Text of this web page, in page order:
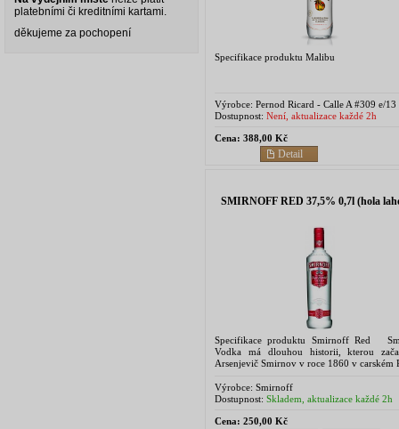
platebními či kreditními kartami.
děkujeme za pochopení
Specifikace produktu Malibu
Výrobce: Pernod Ricard - Calle A #309 e/
Vedado Havana, Kuba
Dostupnost: Není, aktualizace každé 2h
Cena: 388,00 Kč
Detail
SMIRNOFF RED 37,5% 0,7l (hola
Specifikace produktu Smirnoff Red
Vodka má dlouhou historii, kterou
Arsenjevič Smirnov v roce 1860 v carském
palírna však...
Výrobce: Smirnoff
Dostupnost: Skladem, aktualizace každé 2h
Cena: 250,00 Kč